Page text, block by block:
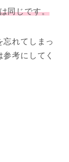
同じです。
忘れてしまっ
考にしてく